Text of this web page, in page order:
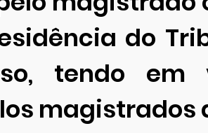
do
tendo
magistrados